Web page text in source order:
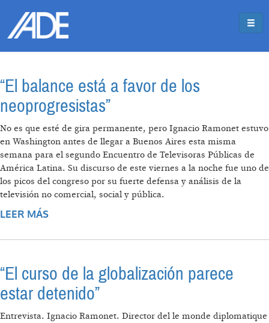
“El balance está a favor de los
neoprogresistas”
No es que esté de gira permanente, pero Ignacio Ramonet estuvo
en Washington antes de llegar a Buenos Aires esta misma
semana para el segundo Encuentro de Televisoras Públicas de
América Latina. Su discurso de este viernes a la noche fue uno de
los picos del congreso por su fuerte defensa y análisis de la
televisión no comercial, social y pública.
LEER MÁS
“El curso de la globalización parece
estar detenido”
Entrevista. Ignacio Ramonet. Director del le monde diplomatique